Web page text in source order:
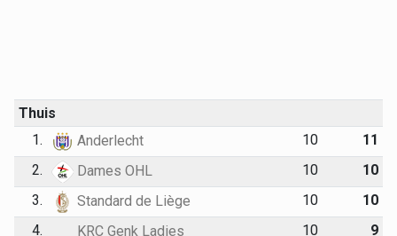
Thuis
1.
Anderlecht 10
11
2.
Dames OHL 10
10
3.
Standard de Liège 10
10
4.
KRC Genk Ladies 10
9